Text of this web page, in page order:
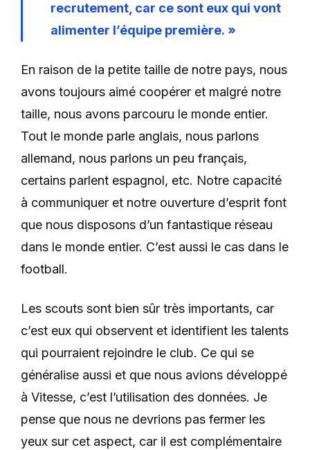
recrutement, car ce sont eux qui vont
alimenter l’équipe première. »
En raison de la petite taille de notre pays, nous
avons toujours aimé coopérer et malgré notre
taille, nous avons parcouru le monde entier.
Tout le monde parle anglais, nous parlons
allemand, nous parlons un peu français,
certains parlent espagnol, etc. Notre capacité
à communiquer et notre ouverture d’esprit font
que nous disposons d’un fantastique réseau
dans le monde entier. C’est aussi le cas dans le
football.
Les scouts sont bien sûr très importants, car
c’est eux qui observent et identifient les talents
qui pourraient rejoindre le club. Ce qui se
généralise aussi et que nous avions développé
à Vitesse, c’est l’utilisation des données. Je
pense que nous ne devrions pas fermer les
yeux sur cet aspect, car il est complémentaire